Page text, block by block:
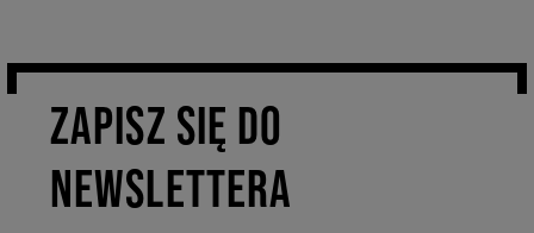
zapięciem na rzepy, dzięki czemu maluch może bez trudu samodzielnie
latorośli oraz zapewni jej maksymalny poziom komfortu i
bezpieczeństwa podczas codziennych spacerów!
ZAPISZ SIĘ DO
NEWSLETTERA